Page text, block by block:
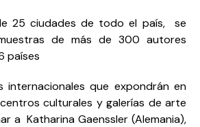
25 ciudades de todo el país, se
de más de 300 autores
países
internacionales que expondrán en
culturales y galerías de arte
a Katharina Gaenssler (Alemania),